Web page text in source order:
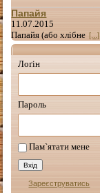
Папайя
11.07.2015
Папайя (або хлібне [...]
Лоґін
Пароль
Пам`ятати мене
Зареєструватись